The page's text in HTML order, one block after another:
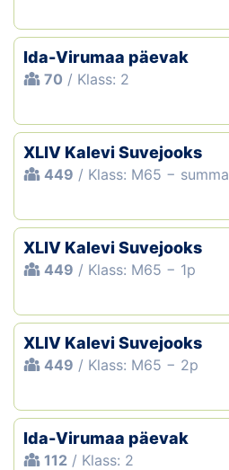
Ida-Virumaa päevak
70 / Klass: 2
XLIV Kalevi Suvejooks
449 / Klass: M65 − summa
XLIV Kalevi Suvejooks
449 / Klass: M65 − 1p
XLIV Kalevi Suvejooks
449 / Klass: M65 − 2p
Ida-Virumaa päevak
112 / Klass: 2